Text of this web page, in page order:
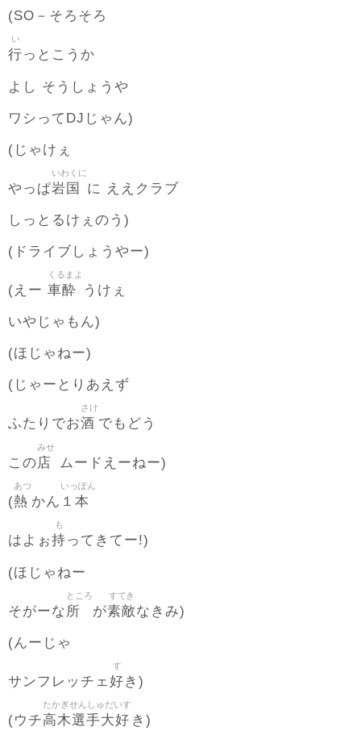
(SO－そろそろ
行
い
っとこうか
よし そうしょうや
ワシってDJじゃん)
(じゃけぇ
やっぱ岩国
いわくに
に ええクラブ
しっとるけぇのう)
(ドライブしょうやー)
(えー 車酔
くるまよ
うけぇ
いやじゃもん)
(ほじゃねー)
(じゃーとりあえず
ふたりでお酒
さけ
でもどう
この店
みせ
ムードえーねー)
(熱
あつ
かん １本
いっぽん
はよぉ持
も
ってきてー!)
(ほじゃねー
そがーな 所
ところ
が素敵
すてき
なきみ)
(んーじゃ
サンフレッチェ好
す
き)
(ウチ高木選手大好
たかぎせんしゅだいす
き)